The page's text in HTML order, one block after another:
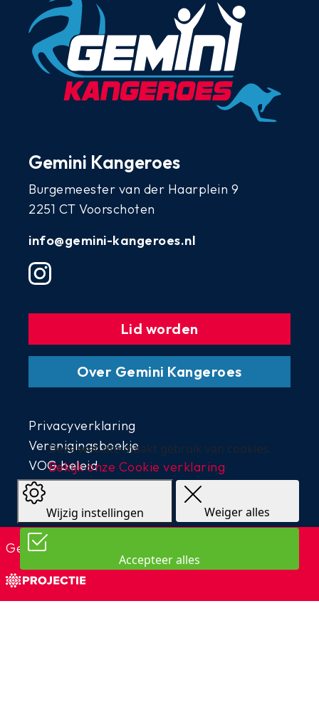
Gemini Kangeroes
Burgemeester van der Haarplein 9
2251 CT Voorschoten
info@gemini-kangeroes.nl
Lid worden
Over Gemini Kangeroes
Privacyverklaring
Verenigingsboekje
VOG beleid
Teams
Overige links
Gerealiseerd door
Deze website maakt gebruik van cookies.
Bekijk onze Cookie verklaring
Wijzig instellingen Weiger alles
Accepteer alles